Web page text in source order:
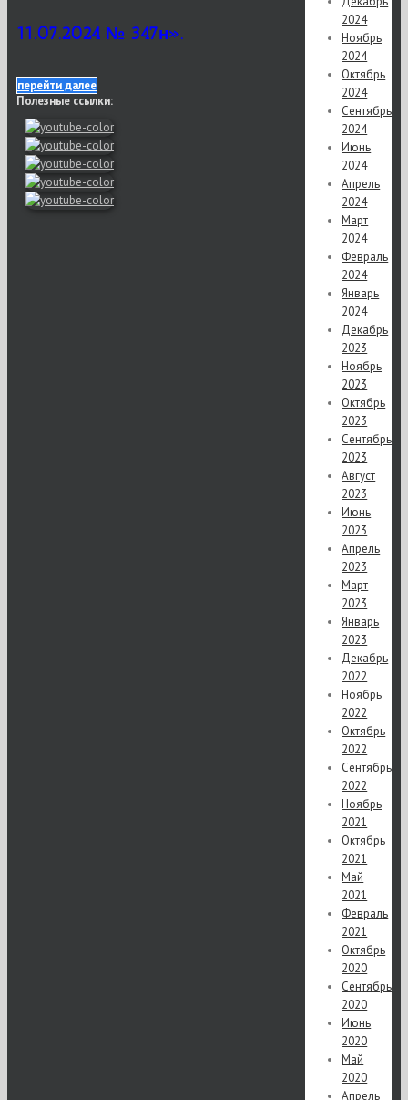
11.07.2024 № 347н».
перейти далее
2024
Ноябрь
2024
Октябрь
2024
Сентябрь
2024
Июнь
2024
Апрель
2024
Март
2024
Февраль
2024
Январь
2024
Декабрь
2023
Ноябрь
2023
Октябрь
2023
Сентябрь
2023
Август
2023
Июнь
2023
Апрель
2023
Март
2023
Январь
2023
Декабрь
2022
Ноябрь
2022
Октябрь
2022
Сентябрь
2022
Ноябрь
2021
Октябрь
2021
Май
2021
Февраль
2021
Октябрь
2020
Сентябрь
2020
Июнь
2020
Май
2020
Апрель
Полезные ссылки: